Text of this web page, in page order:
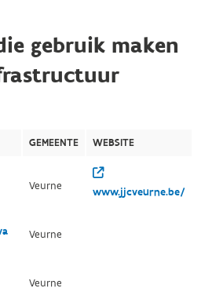
gebruik maken
GEMEENTE WEBSITE
Veurne www.jjcveurne.be/
Veurne
Veurne